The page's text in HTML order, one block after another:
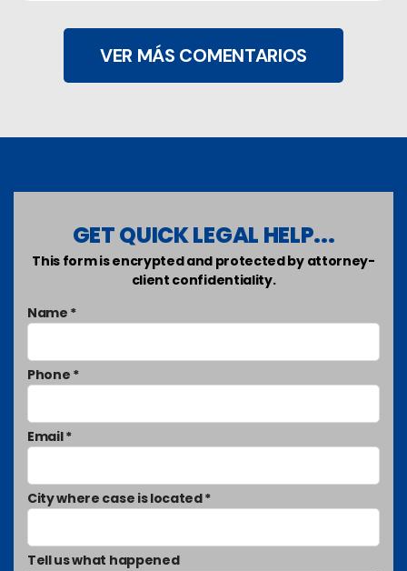
VER MÁS COMENTARIOS
GET QUICK LEGAL HELP...
This form is encrypted and protected by attorney-
client confidentiality.
Name *
Phone *
Email *
City where case is located *
Tell us what happened